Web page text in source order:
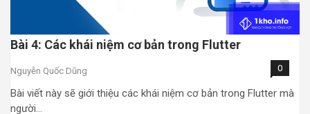
Bài 4: Các khái niệm cơ bản trong Flutter
Nguyễn Quốc Dũng 0
Bài viết này sẽ giới thiệu các khái niệm cơ bản trong Flutter mà
người…